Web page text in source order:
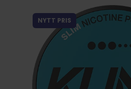
NYTT PRIS